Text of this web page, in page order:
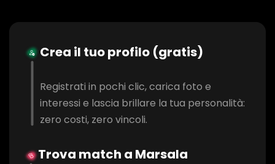
Crea il tuo profilo (gratis)
Registrati in pochi clic, carica foto e
interessi e lascia brillare la tua personalità:
zero costi, zero vincoli.
Trova match a Marsala